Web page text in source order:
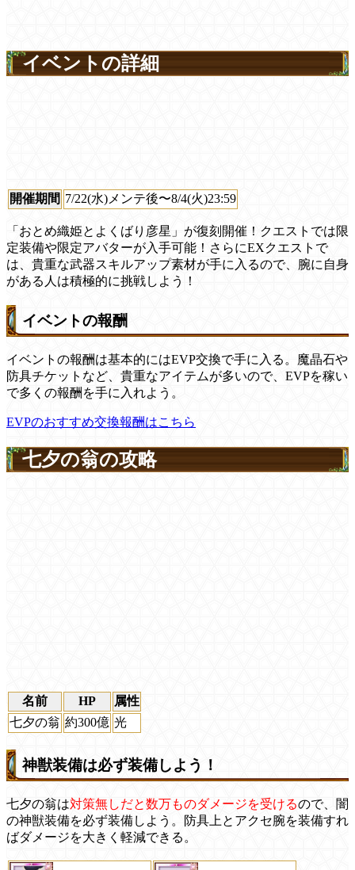
イベントの詳細
開催期間 7/22(水)メンテ後〜8/4(火)23:59
「おとめ織姫とよくばり彦星」が復刻開催！クエストでは限
定装備や限定アバターが入手可能！さらにEXクエストで
は、貴重な武器スキルアップ素材が手に入るので、腕に自身
がある人は積極的に挑戦しよう！
イベントの報酬
イベントの報酬は基本的にはEVP交換で手に入る。魔晶石や
防具チケットなど、貴重なアイテムが多いので、EVPを稼い
で多くの報酬を手に入れよう。
EVPのおすすめ交換報酬はこちら
七夕の翁の攻略
名前 HP
属性
七夕の翁 約300億 光
神獣装備は必ず装備しよう！
七夕の翁は対策無しだと数万ものダメージを受けるので、闇
の神獣装備を必ず装備しよう。防具上とアクセ腕を装備すれ
ばダメージを大きく軽減できる。